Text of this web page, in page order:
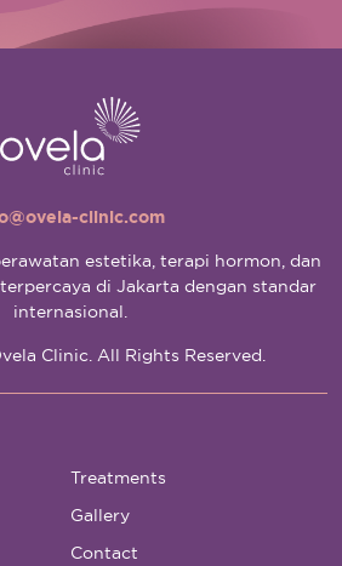
clinic.com
estetika, terapi hormon, dan
di Jakarta dengan standar
internasional.
Clinic. All Rights Reserved.
Treatments
Gallery
Contact